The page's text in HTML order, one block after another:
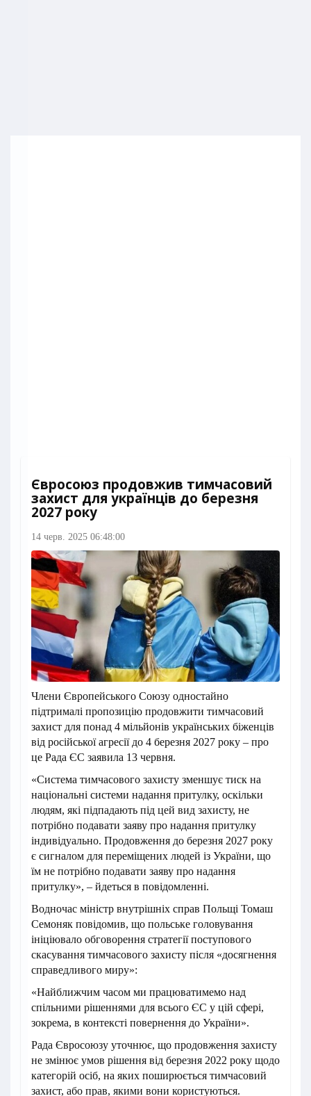
Євросоюз продовжив тимчасовий
захист для українців до березня
2027 року
14 черв. 2025 06:48:00
Члени Європейського Союзу одностайно
підтрималі пропозицію продовжити тимчасовий
захист для понад 4 мільйонів українських біженців
від російської агресії до 4 березня 2027 року – про
це Рада ЄС заявила 13 червня.
«Система тимчасового захисту зменшує тиск на
національні системи надання притулку, оскільки
людям, які підпадають під цей вид захисту, не
потрібно подавати заяву про надання притулку
індивідуально. Продовження до березня 2027 року
є сигналом для переміщених людей із України, що
їм не потрібно подавати заяву про надання
притулку», – йдеться в повідомленні.
Водночас міністр внутрішніх справ Польщі Томаш
Семоняк повідомив, що польське головування
ініціювало обговорення стратегії поступового
скасування тимчасового захисту після «досягнення
справедливого миру»:
«Найближчим часом ми працюватимемо над
спільними рішеннями для всього ЄС у цій сфері,
зокрема, в контексті повернення до України».
Рада Євросоюзу уточнює, що продовження захисту
не змінює умов рішення від березня 2022 року щодо
категорій осіб, на яких поширюється тимчасовий
захист, або прав, якими вони користуються.